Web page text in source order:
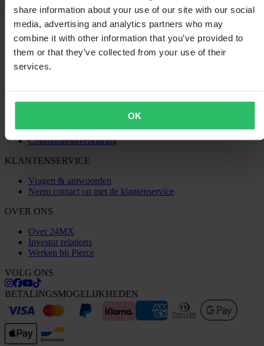
share information about your use of our site with our social
media, advertising and analytics partners who may
combine it with other information that you’ve provided to
them or that they’ve collected from your use of their
services.
OK
SHOPPEN
Privacybeleid
Verzending & levering
Bestelstatus
Conformiteitsverklaring
KLANTENSERVICE
Vragen & antwoorden
Neem contact op met de klantenservice
OVER ONS
Over 24MX
Investor relations
Werken bij Pierce
VOLG ONS
BETALINGSMOGELIJKHEDEN